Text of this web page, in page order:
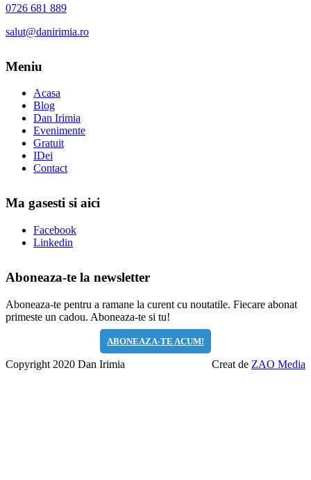
0726 681 889
salut@danirimia.ro
Meniu
Acasa
Blog
Dan Irimia
Evenimente
Gratuit
IDei
Contact
Ma gasesti si aici
Facebook
Linkedin
Aboneaza-te la newsletter
Aboneaza-te pentru a ramane la curent cu noutatile. Fiecare abonat
primeste un cadou. Aboneaza-te si tu!
ABONEAZA-TE ACUM!
Copyright 2020 Dan Irimia Creat de ZAO Media